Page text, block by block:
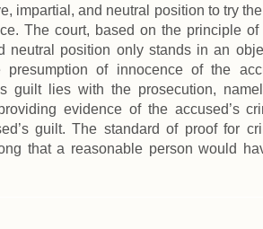
impartial, and neutral position to try
The court, based on the principle of
neutral position only stands in an
of innocence of the
guilt lies with the prosecution,
evidence of the accused’s
guilt. The standard of proof for
that a reasonable person would